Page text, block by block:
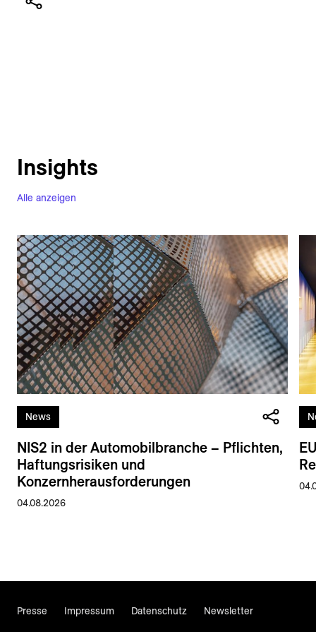
Alle anzeigen
Insights
News
NIS2 in der Automobilbranche – Pflichten,
Haftungsrisiken und
Konzernherausforderungen
04.08.2026
Presse Impressum Datenschutz Newsletter